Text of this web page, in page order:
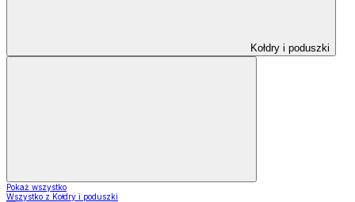
Kołdry i poduszki
Pokaż wszystko
Wszystko z Kołdry i poduszki